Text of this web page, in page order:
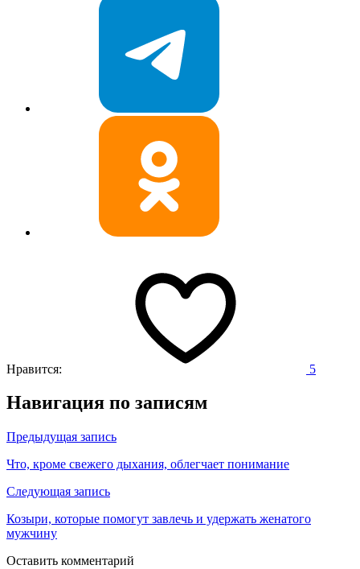
Нравится: 5
Навигация по записям
Предыдущая запись
Что, кроме свежего дыхания, облегчает понимание
Следующая запись
Козыри, которые помогут завлечь и удержать женатого
мужчину
Оставить комментарий